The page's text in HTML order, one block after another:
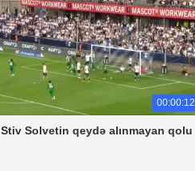
00:00:12
Stiv Solvetin qeydə alınmayan qolu